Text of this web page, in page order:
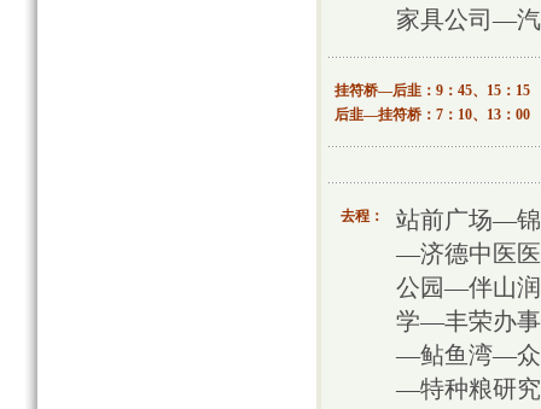
家具公司—
挂符桥—后韭：9：45、15：15
后韭—挂符桥：7：10、13：00
去程：
站前广场—
—济德中医
公园—伴山
学—丰荣办
—鲇鱼湾—
—特种粮研